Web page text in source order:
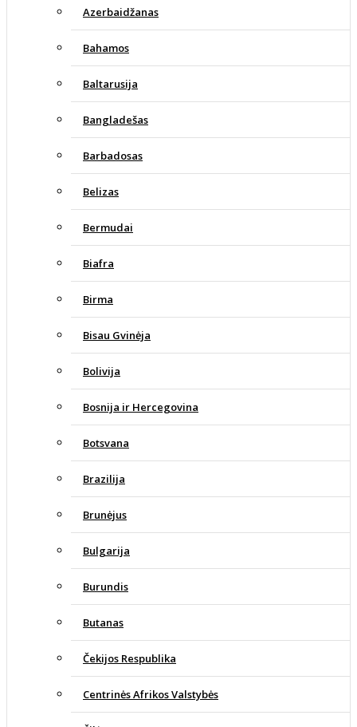
Azerbaidžanas
Bahamos
Baltarusija
Bangladešas
Barbadosas
Belizas
Bermudai
Biafra
Birma
Bisau Gvinėja
Bolivija
Bosnija ir Hercegovina
Botsvana
Brazilija
Brunėjus
Bulgarija
Burundis
Butanas
Čekijos Respublika
Centrinės Afrikos Valstybės